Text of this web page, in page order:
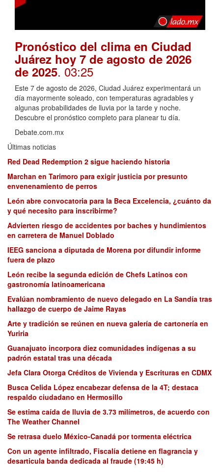
Pronóstico del clima en Ciudad
Juárez hoy 7 de agosto de 2026
de 2025. 03:25
Este 7 de agosto de 2026, Ciudad Juárez experimentará un
día mayormente soleado, con temperaturas agradables y
algunas probabilidades de lluvia por la tarde y noche.
Descubre el pronóstico completo para planear tu día.
Debate.com.mx
Últimas noticias
Red Dead Redemption 2 sigue haciendo historia
Marchan en Tarimoro para exigir justicia por presunto
envenenamiento de perros
León abre convocatoria para la Beca Excelencia, ¿cuánto da
y qué necesito para inscribirme?
Advierten riesgo de accidentes por baches y hundimientos
en carretera de Manuel Doblado
IEEG sanciona a diputada de Morena por difundir informe
fuera de plazo
León recibe la segunda edición de Chefs Latinos con
gastronomía latinoamericana
Evalúan nombramiento de nuevo delegado en La Sandía tras
hallazgo de cuerpo de Jaime Rayas
Arte y tradición se reúnen en nueva galería de cartonería en
Yuriria
Guanajuato incorpora diez comunidades indígenas a su
padrón estatal tras una década
Jefa Clara Otorga Créditos de Vivienda y Escrituras en CDMX
Busca Celida López encabezar defensa de la 4T; destaca
respaldo ciudadano en Hermosillo
Se estima caída de lluvia de 3.73 milímetros, de acuerdo con
The Weather Channel
Se retrasa duelo México-Canadá por tormenta eléctrica
Con un agente infiltrado, Fiscalía detiene en flagrancia y
desarticula banda dedicada al fraude (19:45 h)